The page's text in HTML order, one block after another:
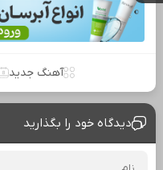
آهنگ جدید
دیدگاه خود را بگذارید